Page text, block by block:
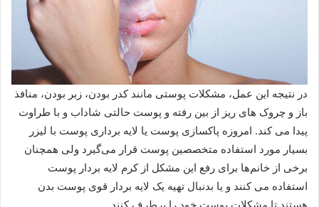
در نتیجه این عمل، مشکلات پوستی مانند کدر بودن، زبر بودن، منافذ
باز و چروک های ریز از بین رفته و پوست حالتی شاداب و با طراوت
پیدا می کند. امروزه پاکسازی پوست یا لایه برداری پوست با لیزر
بسیار مورد استفاده متخصصین پوست قرار می‌گیرد ولی همچنان
برخی از خانم‌ها برای رفع این مشکل از کرم لایه بردار پوست
استفاده می کنند و یا بدنبال تهیه یک لایه بردار قوی پوست بدن